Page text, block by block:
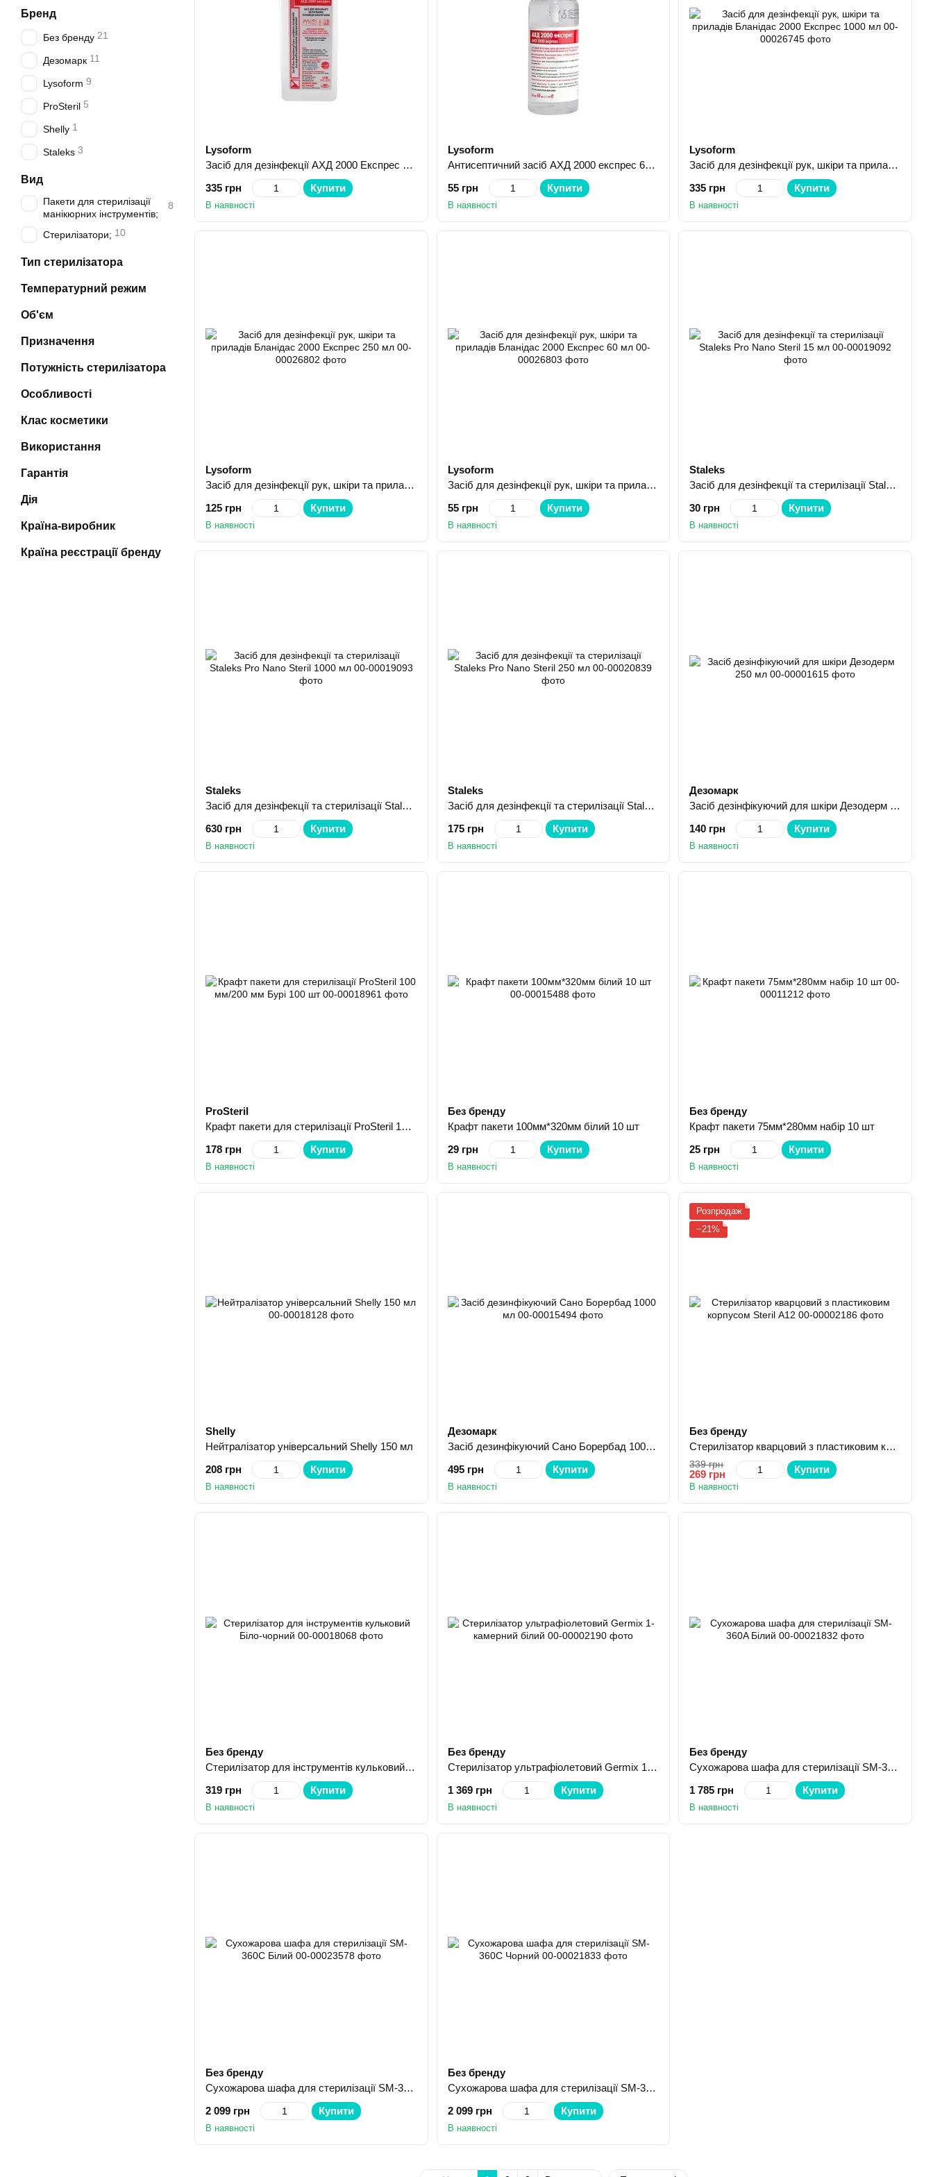
Lysoform
Засіб для дезінфекції АХД 2000 Експрес 1000 мл
335 грн
Купити
В наявності
Lysoform
Антисептичний засіб АХД 2000 експрес 60 мл
55 грн
Купити
В наявності
Lysoform
Засіб для дезінфекції рук, шкіри та приладів Бланідас 2000 Експрес 1000 мл
335 грн
Купити
В наявності
Lysoform
Засіб для дезінфекції рук, шкіри та приладів Бланідас 2000 Експрес 250 мл
125 грн
Купити
В наявності
Lysoform
Засіб для дезінфекції рук, шкіри та приладів Бланідас 2000 Експрес 60 мл
55 грн
Купити
В наявності
Staleks
Засіб для дезінфекції та стерилізації Staleks Pro Nano Steril 15 мл
30 грн
Купити
В наявності
Staleks
Засіб для дезінфекції та стерилізації Staleks Pro Nano Steril 1000 мл
630 грн
Купити
В наявності
Staleks
Засіб для дезінфекції та стерилізації Staleks Pro Nano Steril 250 мл
175 грн
Купити
В наявності
Дезомарк
Засіб дезінфікуючий для шкіри Дезодерм 250 мл
140 грн
Купити
В наявності
ProSteril
Крафт пакети для стерилізації ProSteril 100 мм/200 мм Бурі 100 шт
178 грн
Купити
В наявності
Без бренду
Крафт пакети 100мм*320мм білий 10 шт
29 грн
Купити
В наявності
Без бренду
Крафт пакети 75мм*280мм набір 10 шт
25 грн
Купити
В наявності
Shelly
Нейтралізатор універсальний Shelly 150 мл
208 грн
Купити
В наявності
Дезомарк
Засіб дезинфікуючий Сано Борербад 1000 мл
495 грн
Купити
В наявності
Розпродаж
−21%
Без бренду
Стерилізатор кварцовий з пластиковим корпусом Steril А12
339 грн
269 грн Купити
В наявності
Без бренду
Стерилізатор для інструментів кульковий Біло-чорний
319 грн
Купити
В наявності
Без бренду
Стерилізатор ультрафіолетовий Germix 1-камерний білий
1 369 грн
Купити
В наявності
Без бренду
Сухожарова шафа для стерилізації SM-360A Білий
1 785 грн
Купити
В наявності
Без бренду
Сухожарова шафа для стерилізації SM-360C Білий
2 099 грн
Купити
В наявності
Без бренду
Сухожарова шафа для стерилізації SM-360C Чорний
2 099 грн
Купити
В наявності
Бренд
Без бренду 21
Дезомарк 11
Lysoform 9
ProSteril 5
Shelly 1
Staleks 3
Вид
Пакети для стерилізації
манікюрних інструментів;
8
Стерилізатори; 10
Тип стерилізатора
Температурний режим
Об'єм
Призначення
Потужність стерилізатора
Особливості
Клас косметики
Використання
Гарантія
Дія
Країна-виробник
Країна реєстрації бренду